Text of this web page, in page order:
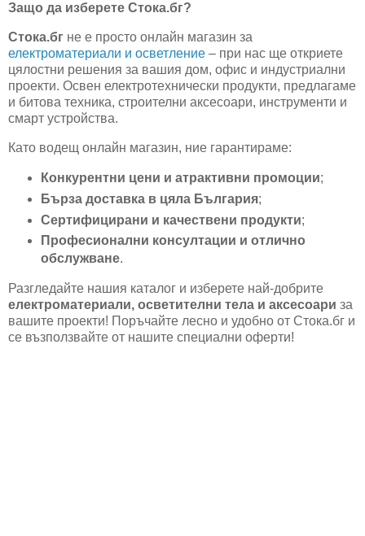
Защо да изберете Стока.бг?
Стока.бг не е просто онлайн магазин за
електроматериали и осветление – при нас ще откриете
цялостни решения за вашия дом, офис и индустриални
проекти. Освен електротехнически продукти, предлагаме
и битова техника, строителни аксесоари, инструменти и
смарт устройства.
Като водещ онлайн магазин, ние гарантираме:
Конкурентни цени и атрактивни промоции;
Бърза доставка в цяла България;
Сертифицирани и качествени продукти;
Професионални консултации и отлично
обслужване.
Разгледайте нашия каталог и изберете най-добрите
електроматериали, осветителни тела и аксесоари за
вашите проекти! Поръчайте лесно и удобно от Стока.бг и
се възползвайте от нашите специални оферти!